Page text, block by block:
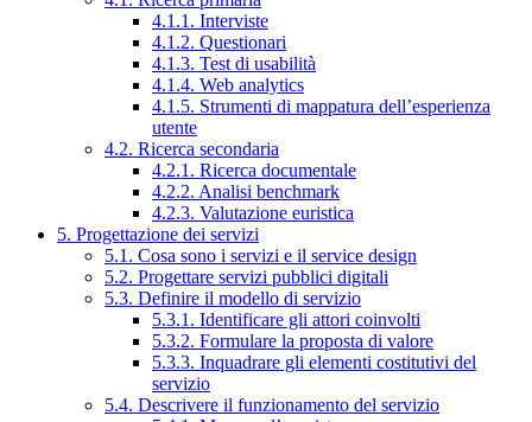
4.1.1. Interviste
4.1.2. Questionari
4.1.3. Test di usabilità
4.1.4. Web analytics
4.1.5. Strumenti di mappatura dell’esperienza
utente
4.2. Ricerca secondaria
4.2.1. Ricerca documentale
4.2.2. Analisi benchmark
4.2.3. Valutazione euristica
5. Progettazione dei servizi
5.1. Cosa sono i servizi e il service design
5.2. Progettare servizi pubblici digitali
5.3. Definire il modello di servizio
5.3.1. Identificare gli attori coinvolti
5.3.2. Formulare la proposta di valore
5.3.3. Inquadrare gli elementi costitutivi del
servizio
5.4. Descrivere il funzionamento del servizio